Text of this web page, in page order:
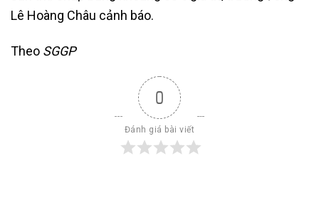
Lê Hoàng Châu cảnh báo.
Theo SGGP
0
Đánh giá bài viết